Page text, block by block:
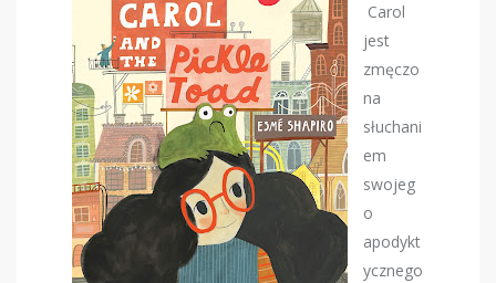
Carol
jest
zmęczo
na
słuchani
em
swojeg
o
apodykt
ycznego